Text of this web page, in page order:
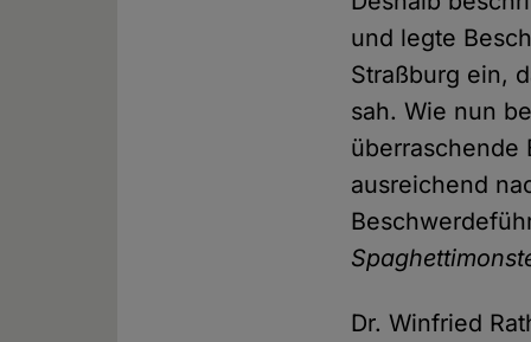
und legte
Straßburg ein,
sah. Wie nun
überraschende
ausreichend
Dr. Winfried